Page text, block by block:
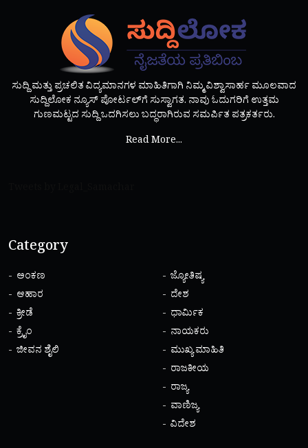
ಸುದ್ದಿ ಮತ್ತು ಪ್ರಚಲಿತ ವಿದ್ಯಮಾನಗಳ ಮಾಹಿತಿಗಾಗಿ ನಿಮ್ಮ ವಿಶ್ವಾಸಾರ್ಹ ಮೂಲವಾದ
ಸುದ್ದಿಲೋಕ ನ್ಯೂಸ್ ಪೋರ್ಟಲ್‌ಗೆ ಸುಸ್ವಾಗತ. ನಾವು ಓದುಗರಿಗೆ ಉತ್ತಮ
ಗುಣಮಟ್ಟದ ಸುದ್ದಿ ಒದಗಿಸಲು ಬದ್ಧರಾಗಿರುವ ಸಮರ್ಪಿತ ಪತ್ರಕರ್ತರು.
Read More...
Category
ಅಂಕಣ
ಆಹಾರ
ಕ್ರೀಡೆ
ಕ್ರೈಂ
ಜೀವನ ಶೈಲಿ
ಜ್ಯೋತಿಷ್ಯ
ದೇಶ
ಧಾರ್ಮಿಕ
ನಾಯಕರು
ಮುಖ್ಯ ಮಾಹಿತಿ
ರಾಜಕೀಯ
ರಾಜ್ಯ
ವಾಣಿಜ್ಯ
ವಿದೇಶ